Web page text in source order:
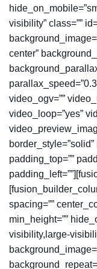
visibility” class=””
center”
video_ogv=””
video_loop=”yes”
border_style=”solid”
padding_top=””
spacing=””
min_height=””
visibility,large-